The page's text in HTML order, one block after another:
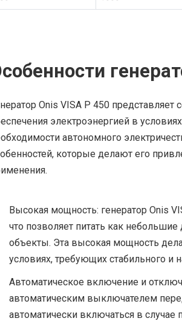
Onis VISA P 450
электроэнергией в
автономного
которые делают его
Высокая мощность: генератор Onis
что позволяет питать как
объекты. Эта высокая мощность
условиях, требующих стабильного и
Автоматическое включение и
автоматическим выключателем
автоматически включаться в случае